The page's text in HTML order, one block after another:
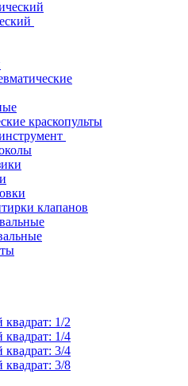
краскопульты
клапанов
1/2
1/4
3/4
3/8